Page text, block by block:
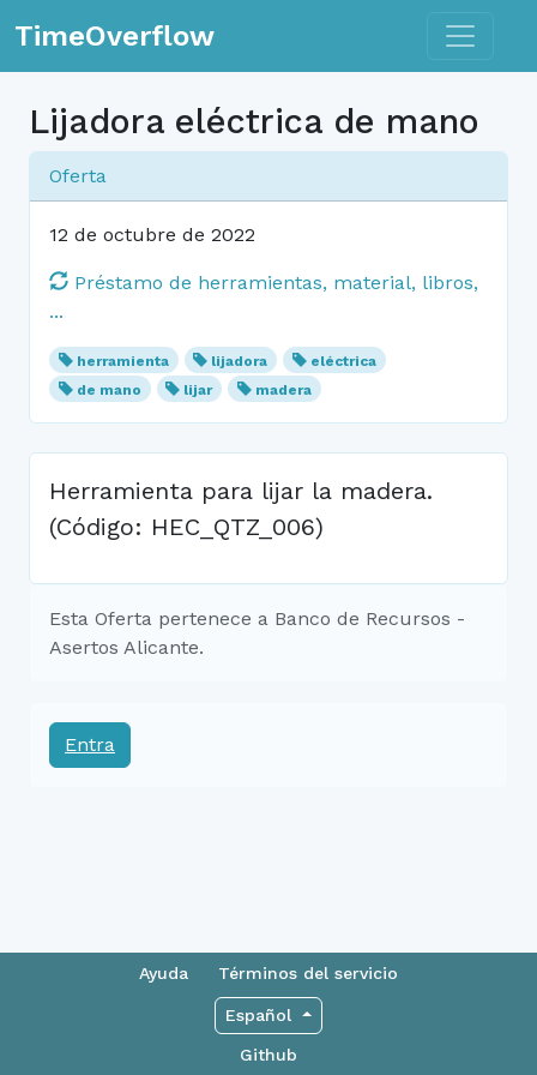
TimeOverflow Toggle
Lijadora eléctrica de mano
Oferta
12 de octubre de 2022
Préstamo de herramientas, material, libros,
...
herramienta lijadora
eléctrica
de mano
lijar madera
Herramienta para lijar la madera.
(Código: HEC_QTZ_006)
Esta Oferta pertenece a Banco de Recursos -
Asertos Alicante.
Entra
Ayuda Términos del servicio
Español
Github